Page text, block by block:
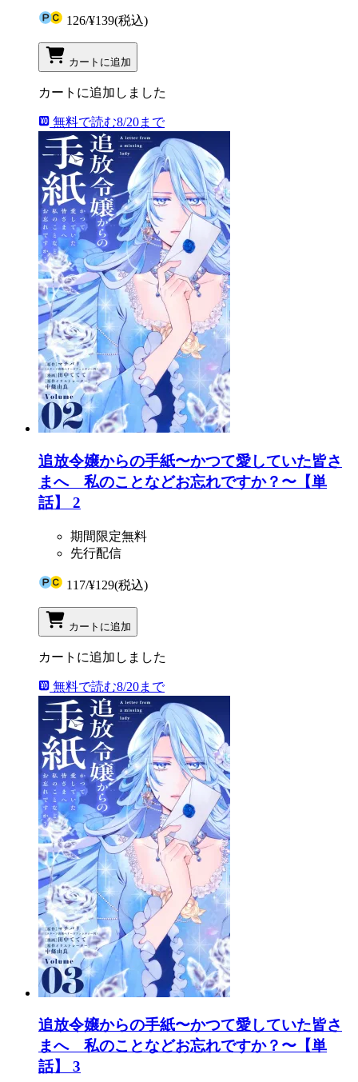
126/¥139(税込)
カートに追加
カートに追加しました
無料で読む8/20まで
追放令嬢からの手紙〜かつて愛していた皆さ
まへ 私のことなどお忘れですか？〜【単
話】 2
期間限定無料
先行配信
117/¥129(税込)
カートに追加
カートに追加しました
無料で読む8/20まで
追放令嬢からの手紙〜かつて愛していた皆さ
まへ 私のことなどお忘れですか？〜【単
話】 3